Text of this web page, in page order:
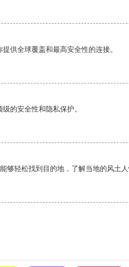
供全球覆盖和最高安全性的连接。
的安全性和隐私保护。
够轻松找到目的地，了解当地的风土